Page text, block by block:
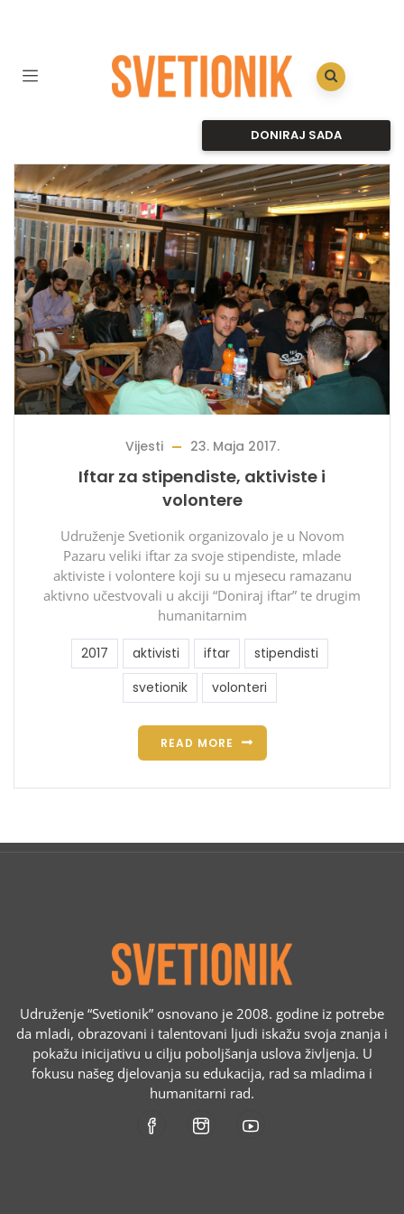
DONIRAJ SADA
Vijesti 23. Maja 2017.
Iftar za stipendiste, aktiviste i
volontere
Udruženje Svetionik organizovalo je u Novom
Pazaru veliki iftar za svoje stipendiste, mlade
aktiviste i volontere koji su u mjesecu ramazanu
aktivno učestvovali u akciji “Doniraj iftar” te drugim
humanitarnim
2017 aktivisti iftar
stipendisti
svetionik
volonteri
READ MORE
Udruženje “Svetionik” osnovano je 2008. godine iz potrebe
da mladi, obrazovani i talentovani ljudi iskažu svoja znanja i
pokažu inicijativu u cilju poboljšanja uslova življenja. U
fokusu našeg djelovanja su edukacija, rad sa mladima i
humanitarni rad.